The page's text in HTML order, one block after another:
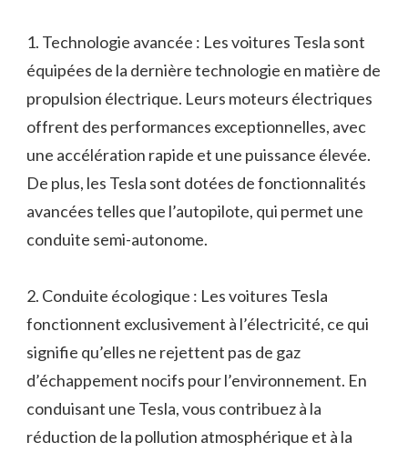
1. Technologie avancée : Les voitures Tesla sont
équipées de la dernière technologie en matière de
propulsion électrique. Leurs moteurs électriques
offrent des performances exceptionnelles, avec
une accélération rapide et une puissance élevée.
De plus, les Tesla sont dotées de fonctionnalités
avancées telles que l’autopilote, qui permet une
conduite semi-autonome.
2. Conduite écologique : Les voitures Tesla
fonctionnent exclusivement à l’électricité, ce qui
signifie qu’elles ne rejettent pas de gaz
d’échappement nocifs pour l’environnement. En
conduisant une Tesla, vous contribuez à la
réduction de la pollution atmosphérique et à la